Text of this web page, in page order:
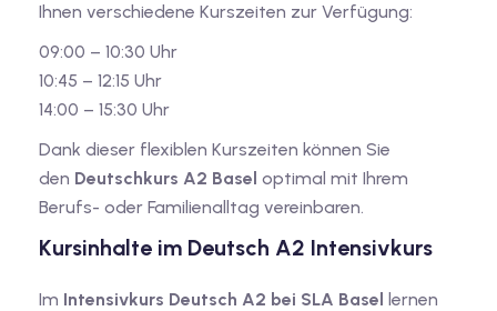
Ihnen verschiedene Kurszeiten zur Verfügung:
09:00 – 10:30 Uhr
10:45 – 12:15 Uhr
14:00 – 15:30 Uhr
Dank dieser flexiblen Kurszeiten können Sie
den Deutschkurs A2 Basel optimal mit Ihrem
Berufs- oder Familienalltag vereinbaren.
Kursinhalte im Deutsch A2 Intensivkurs
Im Intensivkurs Deutsch A2 bei SLA Basel lernen